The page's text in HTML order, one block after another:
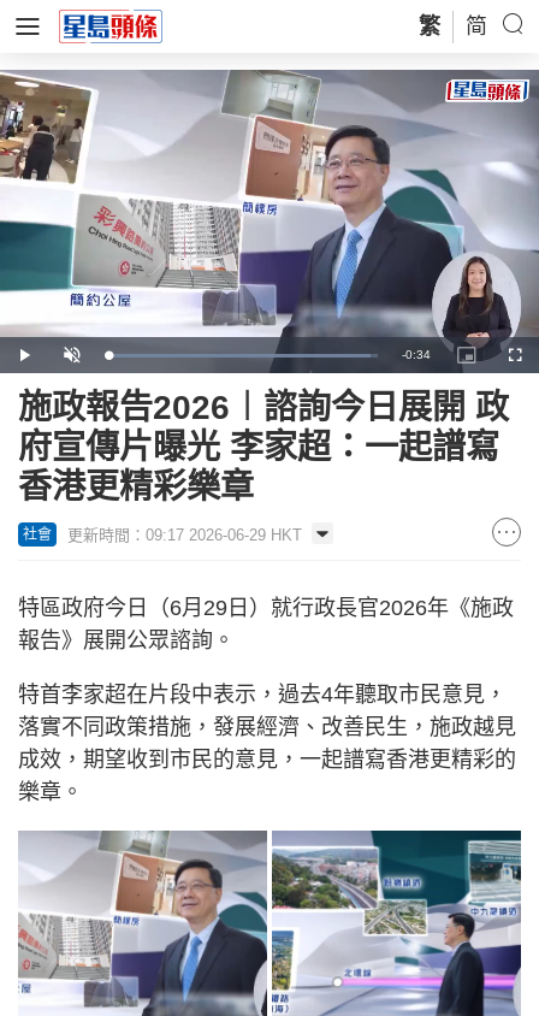
繁 简
Play Unmute Loaded:
97.33%
Remaining
Time
-0:34
Picture-
in-
施政報告2026︱諮詢今日展開 政
府宣傳片曝光 李家超：一起譜寫
香港更精彩樂章
社會 更新時間：09:17 2026-06-29 HKT
特區政府今日（6月29日）就行政長官2026年《施政
報告》展開公眾諮詢。
特首李家超在片段中表示，過去4年聽取市民意見，
落實不同政策措施，發展經濟、改善民生，施政越見
成效，期望收到市民的意見，一起譜寫香港更精彩的
樂章。